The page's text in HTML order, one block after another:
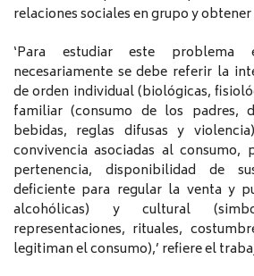
relaciones sociales en grupo y
‘Para estudiar este
necesariamente se debe referir la
de orden individual (biológicas,
familiar (consumo de los padres,
bebidas, reglas difusas y
convivencia asociadas al
pertenencia, disponibilidad de
deficiente para regular la venta y
alcohólicas) y cultural
representaciones, rituales,
legitiman el consumo),’ refiere el